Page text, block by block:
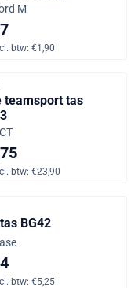
M
aanvraag, inclusief
btw: €1,90
teamsport tas
inclusief btw:
btw: €23,90
BG42
inclusief btw: 5,25
btw: €5,25